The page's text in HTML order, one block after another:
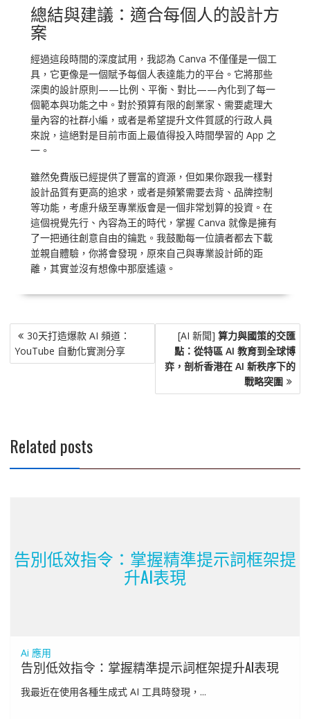
總結與建議：適合每個人的設計方
案
經過這段時間的深度試用，我認為 Canva 不僅僅是一個工
具，它更像是一個賦予每個人表達能力的平台。它將那些
深奧的設計原則——比例、平衡、對比——內化到了每一
個範本與功能之中。對於預算有限的創業家、需要處理大
量內容的社群小編，或者是希望提升文件質感的行政人員
來說，這絕對是目前市面上最值得投入時間學習的 App 之
一。
雖然免費版已經提供了豐富的資源，但如果你跟我一樣對
設計品質有更高的追求，或者是頻繁需要去背、品牌控制
等功能，考慮升級至專業版會是一個非常划算的投資。在
這個視覺先行、內容為王的時代，掌握 Canva 就像是擁有
了一把通往創意自由的鑰匙。我鼓勵每一位讀者都去下載
並親自體驗，你將會發現，原來自己與專業設計師的距
離，其實並沒有想像中那麼遙遠。
文
章
導
30天打造爆款 AI 頻道：
YouTube 自動化實測分享
[AI 新聞]算力與國策的交匯
點：從特區 AI 教育到全球博
弈，剖析香港在 AI 新秩序下的
戰略突圍
Related posts
告別低效指令：掌握精準提示詞框架提
升AI表現
Ai 應用
告別低效指令：掌握精準提示詞框架提升AI表現
我最近在使用各種生成式 AI 工具時發現，...